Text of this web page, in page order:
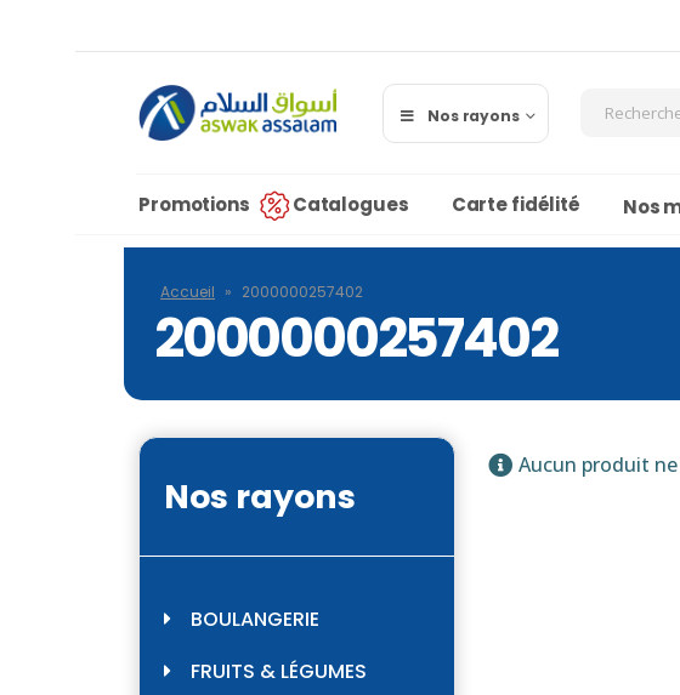
Nos rayons
Promotions Catalogues Carte fidélité Nos
Accueil » 2000000257402
2000000257402
Aucun produit
Nos rayons
BOULANGERIE
FRUITS & LÉGUMES